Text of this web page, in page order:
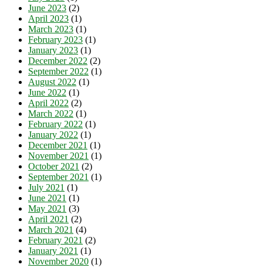
June 2023 (2)
April 2023 (1)
March 2023 (1)
February 2023 (1)
January 2023 (1)
December 2022 (2)
September 2022 (1)
August 2022 (1)
June 2022 (1)
April 2022 (2)
March 2022 (1)
February 2022 (1)
January 2022 (1)
December 2021 (1)
November 2021 (1)
October 2021 (2)
September 2021 (1)
July 2021 (1)
June 2021 (1)
May 2021 (3)
April 2021 (2)
March 2021 (4)
February 2021 (2)
January 2021 (1)
November 2020 (1)